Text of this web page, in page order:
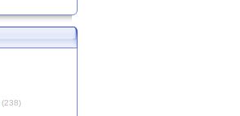
(238)